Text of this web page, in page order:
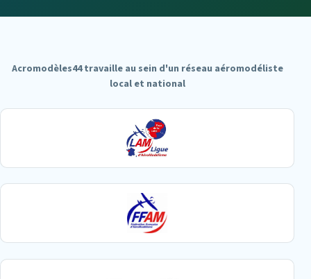
Acromodèles44 travaille au sein d'un réseau aéromodéliste
local et national